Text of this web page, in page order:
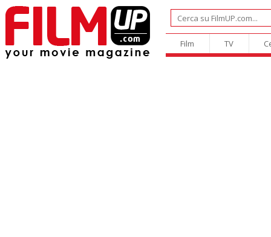
Film TV